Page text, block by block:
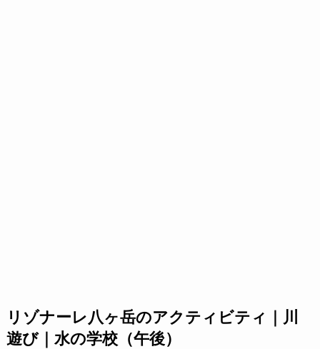
リゾナーレ八ヶ岳のアクティビティ｜川
遊び｜水の学校（午後）